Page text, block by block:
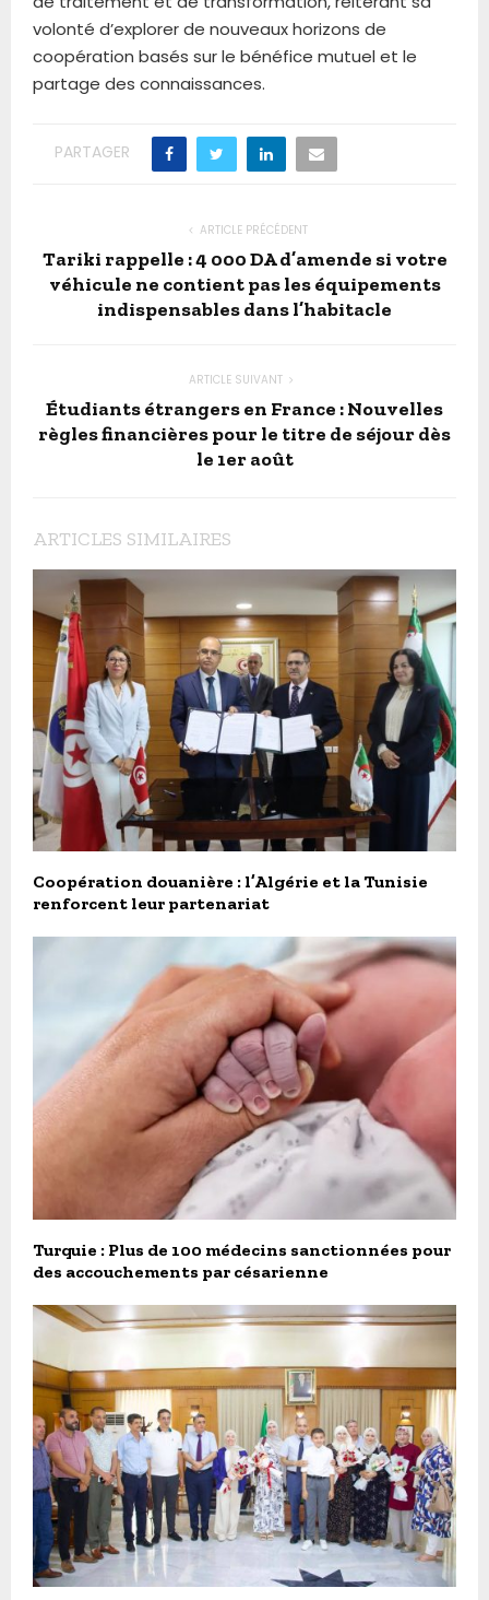
volonté d’explorer de nouveaux horizons de
coopération basés sur le bénéfice mutuel et le
partage des connaissances.
PARTAGER
ARTICLE PRÉCÉDENT
Tariki rappelle : 4 000 DA d’amende si votre
véhicule ne contient pas les équipements
indispensables dans l’habitacle
ARTICLE SUIVANT
Étudiants étrangers en France : Nouvelles
règles financières pour le titre de séjour dès
le 1er août
ARTICLES SIMILAIRES
Coopération douanière : l’Algérie et la Tunisie
renforcent leur partenariat
Turquie : Plus de 100 médecins sanctionnées pour
des accouchements par césarienne